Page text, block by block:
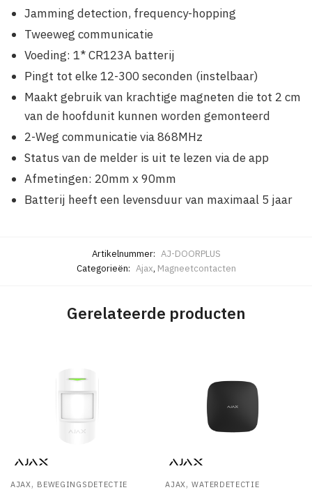
Jamming detection, frequency-hopping
Tweeweg communicatie
Voeding: 1* CR123A batterij
Pingt tot elke 12-300 seconden (instelbaar)
Maakt gebruik van krachtige magneten die tot 2 cm
van de hoofdunit kunnen worden gemonteerd
2-Weg communicatie via 868MHz
Status van de melder is uit te lezen via de app
Afmetingen: 20mm x 90mm
Batterij heeft een levensduur van maximaal 5 jaar
Artikelnummer: AJ-DOORPLUS
Categorieën: Ajax, Magneetcontacten
Gerelateerde producten
AJAX, BEWEGINGSDETECTIE AJAX,WATERDETECTIE